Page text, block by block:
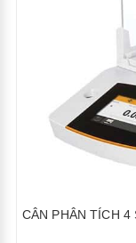
CÂN PHÂN TÍCH